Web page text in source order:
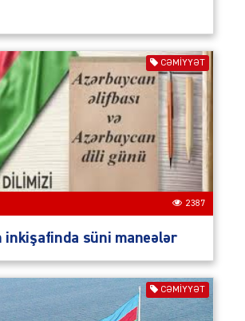
CƏMIYYƏT
2387
inkişafinda süni maneələr
CƏMIYYƏT